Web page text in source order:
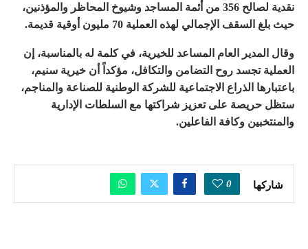
نقدية لصالح 356 من أئمة المساجد وشيوخ المحاظر والمؤذنين،
حيث بلغ السقف الإجمالي لهذه العملية 70 مليون أوقية قديمة.
وقال المدير العام المساعد للخيرية، في كلمة له بالمناسبة، إن
العملية تجسد روح التضامن والتكافل، مؤكداً أن خيرية سنيم،
باعتبارها الذراع الاجتماعية للشركة الوطنية للصناعة والمناجم،
ستظل حريصة على تعزيز شراكتها مع السلطات الإدارية
والمنتخبين وكافة الفاعلين.
شاركها 0